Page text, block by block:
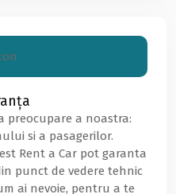
preocupare a noastra:
si a pasagerilor.
Rent a Car pot garanta
punct de vedere tehnic
ai nevoie, pentru a te